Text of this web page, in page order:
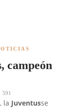
campeón
591
la Juventusse